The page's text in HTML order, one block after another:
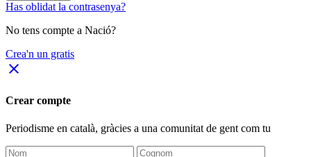
Has oblidat la contrasenya?
No tens compte a Nació?
Crea'n un gratis
close
Crear compte
Periodisme en català, gràcies a una comunitat de gent com tu